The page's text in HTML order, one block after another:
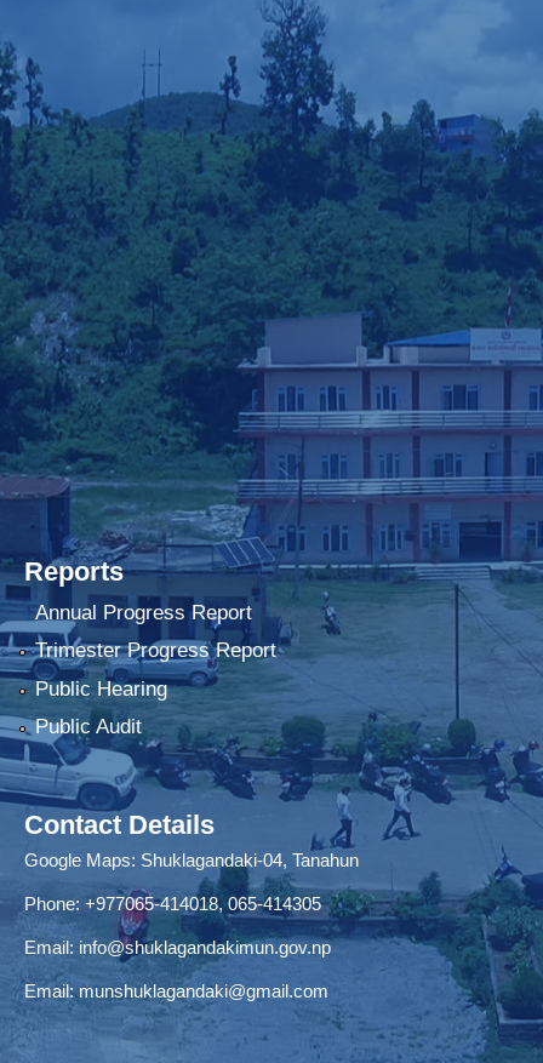
Reports
Annual Progress Report
Trimester Progress Report
Public Hearing
Public Audit
Contact Details
Google Maps: Shuklagandaki-04, Tanahun
Phone: +977065-414018,065-414305
Email: info@shuklagandakimun.gov.np
Email:munshuklagandaki@gmail.com